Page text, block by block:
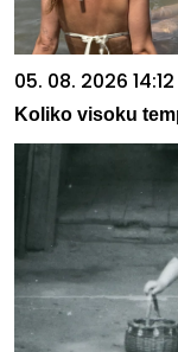
05. 08. 2026 14:12
Koliko visoku